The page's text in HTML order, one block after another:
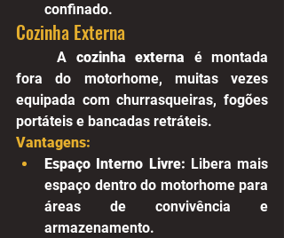
confinado.
Cozinha Externa
	A
cozinha externa é montada
fora do motorhome, muitas vezes
equipada com churrasqueiras, fogões
portáteis e bancadas retráteis.
Vantagens:
Espaço Interno Livre: Libera mais
espaço dentro do motorhome para
áreas de convivência e
armazenamento.